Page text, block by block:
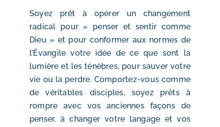
Soyez prêt à opérer un changement
radical pour « penser et sentir comme
Dieu » et pour conformer aux normes de
l’Évangile votre idée de ce que sont la
lumière et les ténèbres, pour sauver votre
vie ou la perdre. Comportez-vous comme
de véritables disciples, soyez prêts à
rompre avec vos anciennes façons de
penser, à changer votre langage et vos